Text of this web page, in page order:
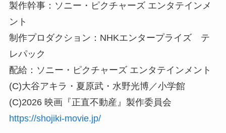
製作幹事：ソニー・ピクチャーズ エンタテインメ
ント
制作プロダクション：NHKエンタープライズ テ
レパック
配給：ソニー・ピクチャーズ エンタテインメント
(C)大谷アキラ・夏原武・水野光博／小学館
(C)2026 映画『正直不動産』製作委員会
https://shojiki-movie.jp/